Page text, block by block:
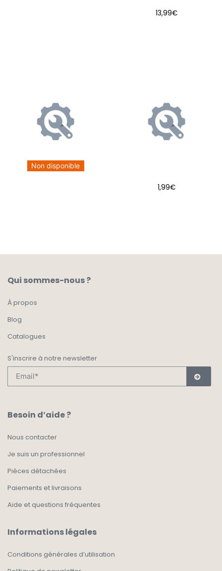
13,99€
Non disponible
1,99€
Qui sommes-nous ?
À propos
Blog
Catalogues
S'inscrire à notre newsletter
Besoin d’aide ?
Nous contacter
Je suis un professionnel
Pièces détachées
Paiements et livraisons
Aide et questions fréquentes
Informations légales
Conditions générales d’utilisation